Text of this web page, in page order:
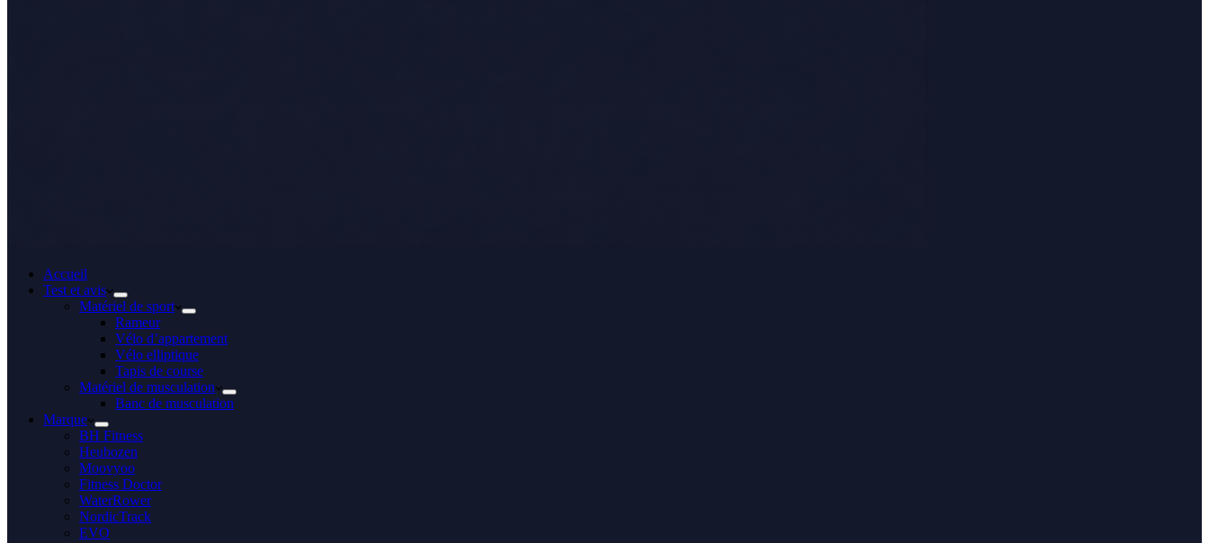
Accueil
Test et avis
Matériel de sport
Rameur
Vélo d’appartement
Vélo elliptique
Tapis de course
Matériel de musculation
Banc de musculation
Marque
BH Fitness
Heubozen
Moovyoo
Fitness Doctor
WaterRower
NordicTrack
EVO